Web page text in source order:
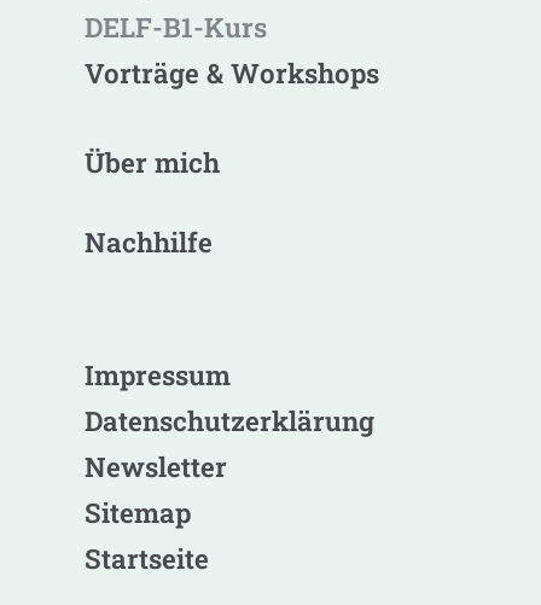
DELF-B1-Kurs
Vorträge & Workshops
Über mich
Nachhilfe
Impressum
Datenschutzerklärung
Newsletter
Sitemap
Startseite